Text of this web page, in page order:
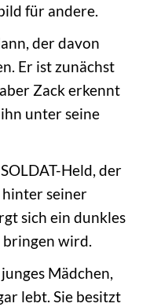
für andere.
der davon
Er ist zunächst
Zack erkennt
unter seine
Held, der
hinter seiner
sich ein dunkles
wird.
Mädchen,
lebt. Sie besitzt